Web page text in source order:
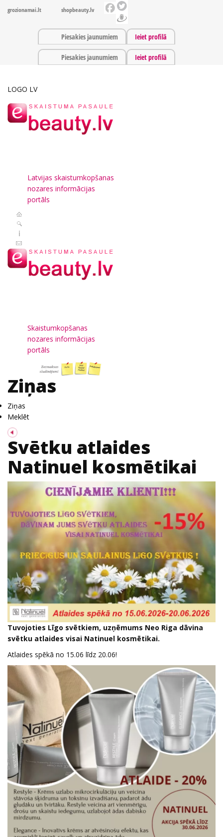
grozionamai.lt shopbeauty.lv
Piesakies jaunumiem Ieiet profilā
Piesakies jaunumiem Ieiet profilā
LOGO LV
Latvijas skaistumkopšanas
nozares informācijas
portāls
Skaistumkopšanas
nozares informācijas
portāls
Ziņas
Ziņas
Meklēt
Svētku atlaides
Natinuel kosmētikai
Tuvojoties Līgo svētkiem, uzņēmums Neo Riga dāvina
svētku atlaides visai Natinuel kosmētikai.
Atlaides spēkā no 15.06 līdz 20.06!